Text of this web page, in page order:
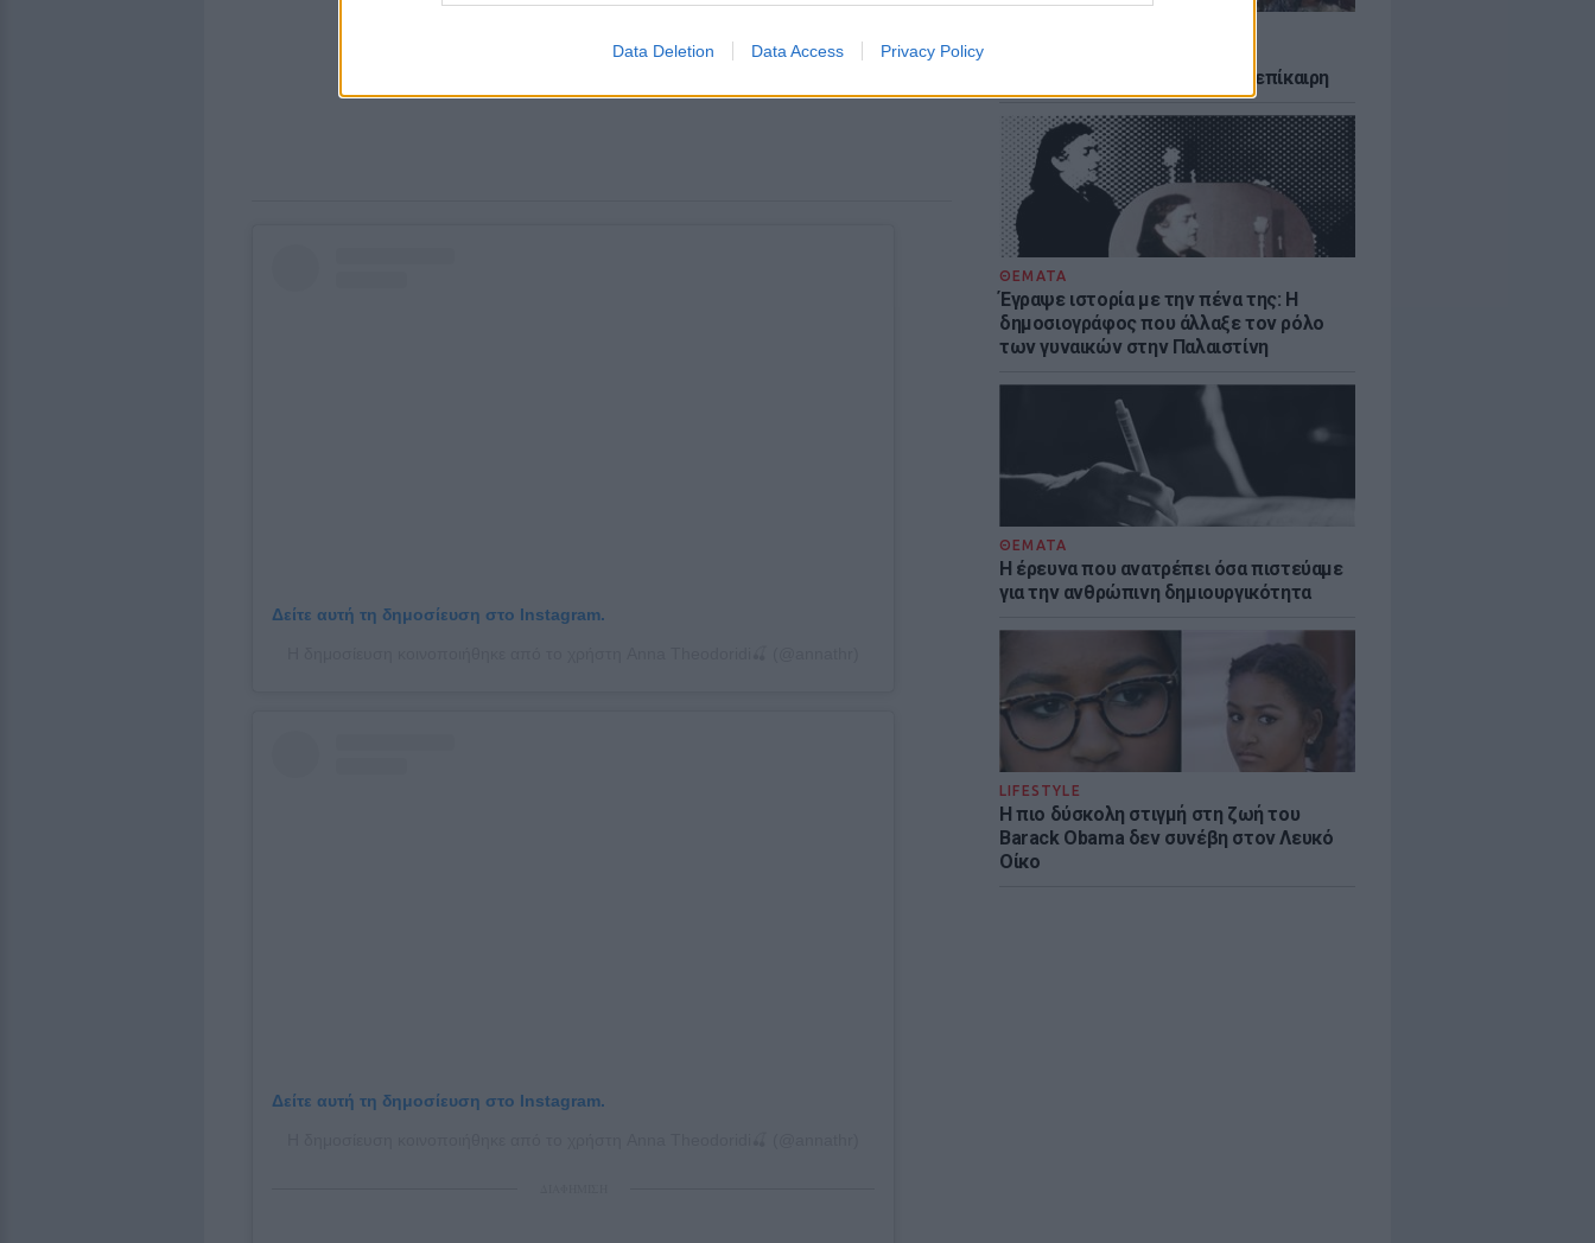
Data Deletion Data Access Privacy Policy
νεοπλουτισμό και παραμένει επίκαιρη
ΘΕΜΑΤΑ
Έγραψε ιστορία με την πένα της: Η
δημοσιογράφος που άλλαξε τον ρόλο
των γυναικών στην Παλαιστίνη
ΘΕΜΑΤΑ
Η έρευνα που ανατρέπει όσα πιστεύαμε
για την ανθρώπινη δημιουργικότητα
LIFESTYLE
Η πιο δύσκολη στιγμή στη ζωή του
Barack Obama δεν συνέβη στον Λευκό
Οίκο
Δείτε αυτή τη δημοσίευση στο Instagram.
Δείτε αυτή τη δημοσίευση στο Instagram.